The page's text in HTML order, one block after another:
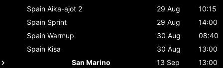
Spain Aika-ajot 2 29 Aug
10:15
Spain Sprint 29 Aug
14:00
Spain Warmup 30 Aug
08:40
Spain Kisa 30 Aug
13:00
San Marino
13 Sep
13:00